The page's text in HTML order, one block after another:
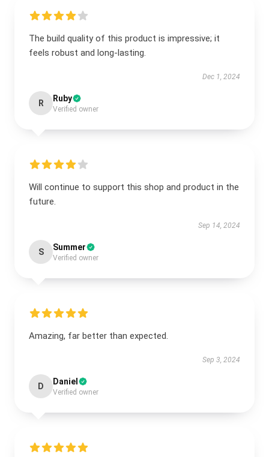
The build quality of this product is impressive; it
feels robust and long-lasting.
Dec 1, 2024
R Ruby
Verified owner
Will continue to support this shop and product in the
future.
Sep 14, 2024
S Summer
Verified owner
Amazing, far better than expected.
Sep 3, 2024
D Daniel
Verified owner